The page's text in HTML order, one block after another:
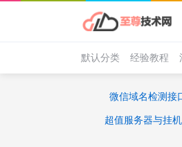
默认分类 经验教程
微信域名检测接
超值服务器与挂